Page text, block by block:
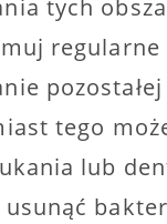
tych
regularne
tego
lub